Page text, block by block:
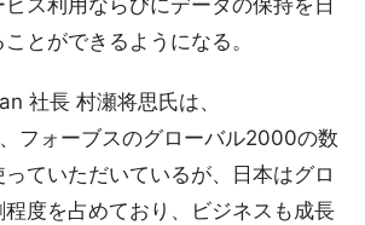
ス利用ならびにデータの保持を日
とができるようになる。
社長 村瀬将思氏は、
フォーブスのグローバル2000の数
ていただいているが、日本はグロ
度を占めており、ビジネスも成長